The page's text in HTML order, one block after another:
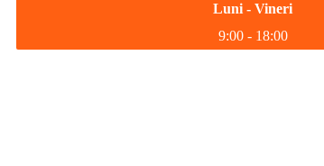
Luni - Vineri
9:00 - 18:00